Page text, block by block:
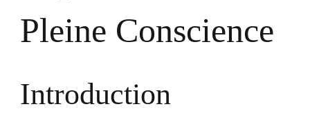
Pleine Conscience
Introduction